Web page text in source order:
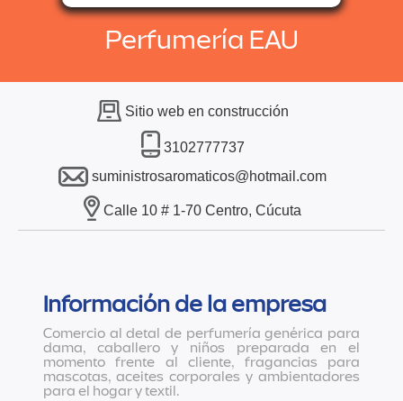
Perfumería EAU
Sitio web en construcción
3102777737
suministrosaromaticos@hotmail.com
Calle 10 # 1-70 Centro, Cúcuta
Información de la empresa
Comercio al detal de perfumería genérica para
dama, caballero y niños preparada en el
momento frente al cliente, fragancias para
mascotas, aceites corporales y ambientadores
para el hogar y textil.